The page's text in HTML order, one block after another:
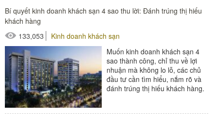
Bí quyết kinh doanh khách sạn 4 sao thu lời: Đánh trúng thị hiếu
khách hàng
133,053
Kinh doanh khách sạn
Muốn kinh doanh khách sạn 4
sao thành công, chỉ thu về lợi
nhuận mà không lo lỗ, các chủ
đầu tư cần tìm hiểu, nắm rõ và
đánh trúng thị hiếu khách hàng.